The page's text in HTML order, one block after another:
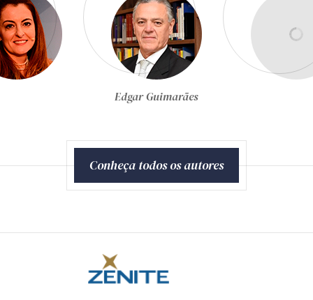
Egon Bockmann Moreira
Conheça todos os autores